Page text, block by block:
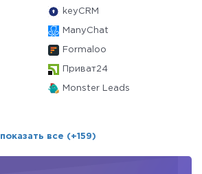
keyCRM
ManyChat
Formaloo
Приват24
Monster Leads
показать все (+159)